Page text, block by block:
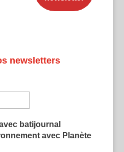
newsletters
batijournal
avec Planète